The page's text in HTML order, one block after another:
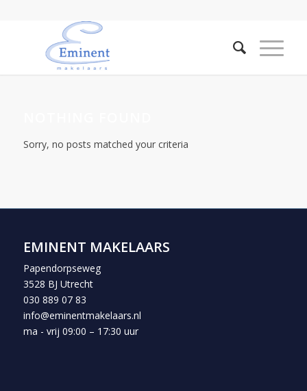
Sorry, no posts matched your criteria
EMINENT MAKELAARS
Papendorpseweg
3528 BJ Utrecht
030 889 07 83
info@eminentmakelaars.nl
ma - vrij 09:00 – 17:30 uur